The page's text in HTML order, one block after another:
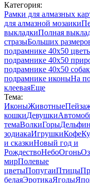
Категория:
Рамки для алмазных
для алмазной мозаики
выкладкиПолная
стразыБольших
подрамнике 40х50
подрамнике 40х50
подрамнике 40х50
подрамнике иконыНа
клееваяЕще
Тема:
ИконыЖивотные
кошкиДевушки
темаВолкиГоры
зодиакаИгрушкиКофе
и сказкиНовый год и
РождествоНебоОгонь
мирПолевые
цветыПопугаиПтицы
белаяЭротикаЯгоды